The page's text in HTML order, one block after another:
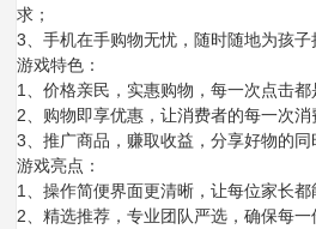
求；
3、手机在手购物无忧，随时随地为孩子
游戏特色：
1、价格亲民，实惠购物，每一次点击都
2、购物即享优惠，让消费者的每一次消
3、推广商品，赚取收益，分享好物的同
游戏亮点：
1、操作简便界面更清晰，让每位家长都
2、精选推荐，专业团队严选，确保每一